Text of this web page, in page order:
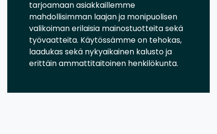
tarjoamaan asiakkaillemme
mahdollisimman laajan ja monipuolisen
valikoiman erilaisia mainostuotteita sekä
työvaatteita. Käytössämme on tehokas,
laadukas sekä nykyaikainen kalusto ja
erittäin ammattitaitoinen henkilökunta.